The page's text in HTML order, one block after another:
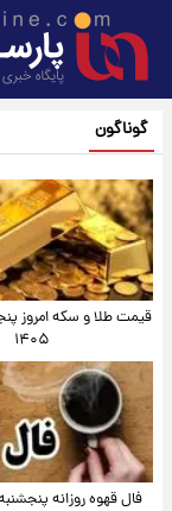
گوناگون
۱۴۰۵